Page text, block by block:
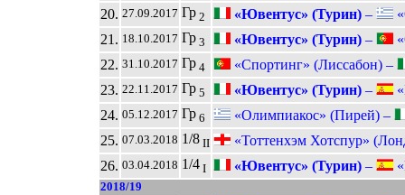
20. 27.09.2017 Гр 2 «Ювентус» (Турин) –
21. 18.10.2017 Гр 3 «Ювентус» (Турин) –
22. 31.10.2017 Гр 4
«Спортинг» (Лиссабон) –
23. 22.11.2017 Гр 5 «Ювентус» (Турин) –
24. 05.12.2017 Гр 6
«Олимпиакос» (Пирей) –
25. 07.03.2018 1/8 II
«Тоттенхэм Хотспур»
26. 03.04.2018 1/4 I «Ювентус» (Турин) –
2018/19